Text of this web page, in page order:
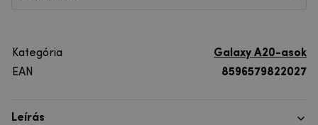
Kategória
Galaxy A20-asok
EAN
8596579822027
Leírás